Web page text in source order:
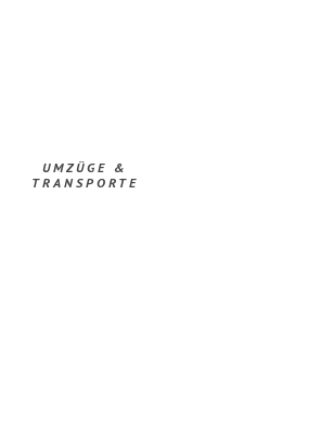
UMZÜGE &
TRANSPORTE